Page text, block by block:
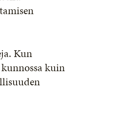
Kun
kuin